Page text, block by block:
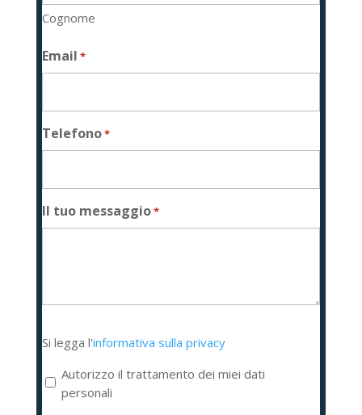
Cognome
Email *
Telefono*
Il tuo messaggio*
legga
l'informativa
sulla
privacy
Si legga l'informativa sulla privacy
Autorizzo il trattamento dei miei dati
personali